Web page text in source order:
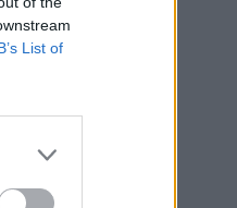
List of